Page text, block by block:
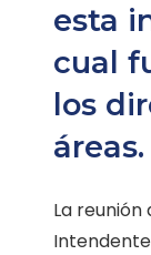
esta
cual
los
áreas.
La